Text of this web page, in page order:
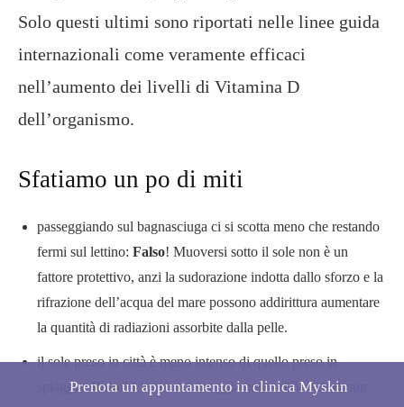
Solo questi ultimi sono riportati nelle linee guida
internazionali come veramente efficaci
nell’aumento dei livelli di Vitamina D
dell’organismo.
Sfatiamo un po di miti
passeggiando sul bagnasciuga ci si scotta meno che restando
fermi sul lettino: Falso! Muoversi sotto il sole non è un
fattore protettivo, anzi la sudorazione indotta dallo sforzo e la
rifrazione dell’acqua del mare possono addirittura aumentare
la quantità di radiazioni assorbite dalla pelle.
il sole preso in città è meno intenso di quello preso in
spiaggia:Falso! L’indice di irraggiamento (UV index) non
Prenota un appuntamento in clinica Myskin